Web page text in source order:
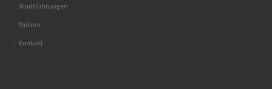
Stadtführungen
Partner
Kontakt